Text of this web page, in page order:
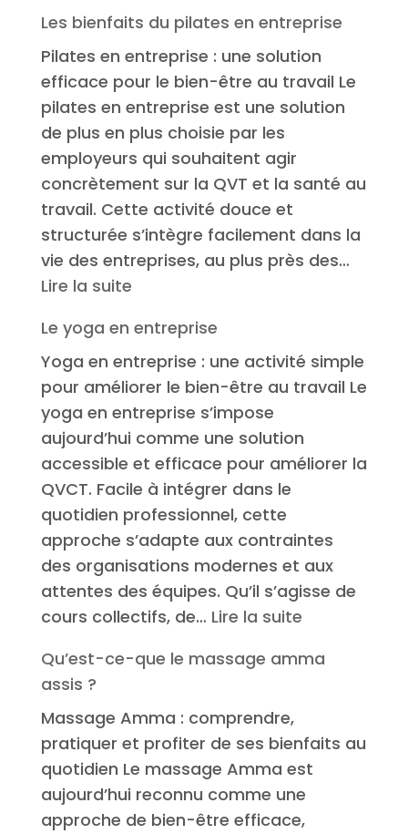
Les bienfaits du pilates en entreprise
Pilates en entreprise : une solution
efficace pour le bien-être au travail Le
pilates en entreprise est une solution
de plus en plus choisie par les
employeurs qui souhaitent agir
concrètement sur la QVT et la santé au
travail. Cette activité douce et
structurée s’intègre facilement dans la
vie des entreprises, au plus près des…
Lire la suite:
bienfaits
du
pilates
en
entreprise
Le yoga en entreprise
Yoga en entreprise : une activité simple
pour améliorer le bien-être au travail Le
yoga en entreprise s’impose
aujourd’hui comme une solution
accessible et efficace pour améliorer la
QVCT. Facile à intégrer dans le
quotidien professionnel, cette
approche s’adapte aux contraintes
des organisations modernes et aux
attentes des équipes. Qu’il s’agisse de
cours collectifs, de… Lire la suite:
yoga
Qu’est-ce-que le massage amma
assis ?
Massage Amma : comprendre,
pratiquer et profiter de ses bienfaits au
quotidien Le massage Amma est
aujourd’hui reconnu comme une
approche de bien-être efficace,